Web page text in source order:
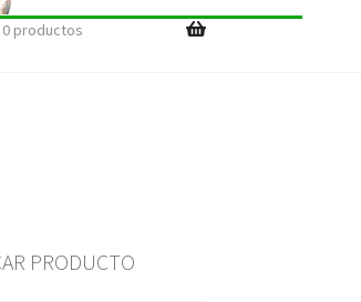
0 productos
PRODUCTO